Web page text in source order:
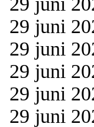
29 juni
29 juni
29 juni
29 juni
29 juni